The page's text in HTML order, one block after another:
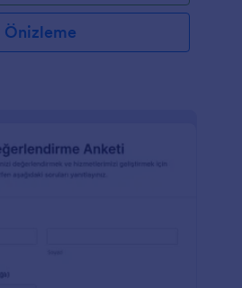
Önizleme